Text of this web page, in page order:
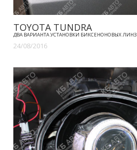
TOYOTA TUNDRA
ДВА ВАРИАНТА УСТАНОВКИ БИКСЕНОНОВЫХ ЛИНЗ
24/08/2016